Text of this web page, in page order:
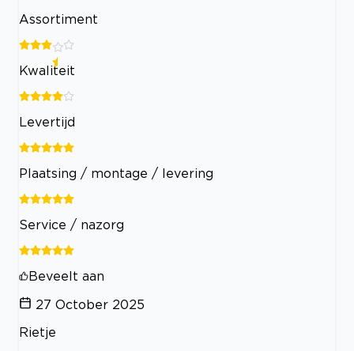
Assortiment
Kwaliteit
Levertijd
Plaatsing / montage / levering
Service / nazorg
Beveelt aan
27 October 2025
Rietje